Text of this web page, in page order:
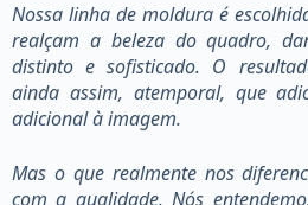
Nossa linha de moldura é
realçam a beleza do quadro,
distinto e sofisticado. O
ainda assim, atemporal, que
adicional à imagem.
Mas o que realmente nos
com a qualidade. Nós